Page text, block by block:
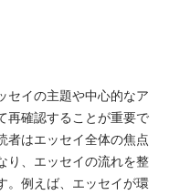
セイの主題や中心的なア
再確認することが重要で
者はエッセイ全体の焦点
り、エッセイの流れを整
。例えば、エッセイが環